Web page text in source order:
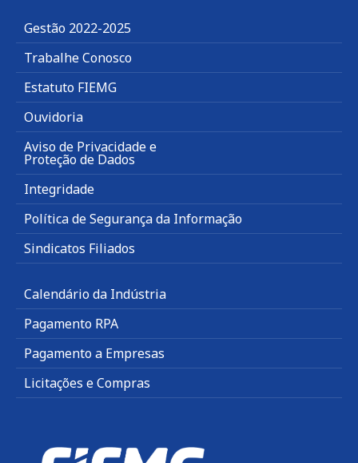
Gestão 2022-2025
Trabalhe Conosco
Estatuto FIEMG
Ouvidoria
Aviso de Privacidade e
Proteção de Dados
Integridade
Política de Segurança da Informação
Sindicatos Filiados
Calendário da Indústria
Pagamento RPA
Pagamento a Empresas
Licitações e Compras